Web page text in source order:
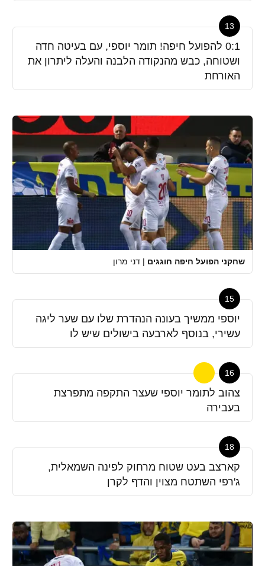
13
0:1 להפועל חיפה! תומר יוספי, עם בעיטה חדה
ושטוחה, כבש מהנקודה הלבנה והעלה ליתרון את
האורחת
שחקני הפועל חיפה חוגגים | דני מרון
15
יוספי ממשיך בעונה הנהדרת שלו עם שער ליגה
עשירי, בנוסף לארבעה בישולים שיש לו
16
צהוב לתומר יוספי שעצר התקפה מתפרצת
בעבירה
18
קארצב בעט שטוח מרחוק לפינה השמאלית,
ג'רפי השתטח מצוין והדף לקרן